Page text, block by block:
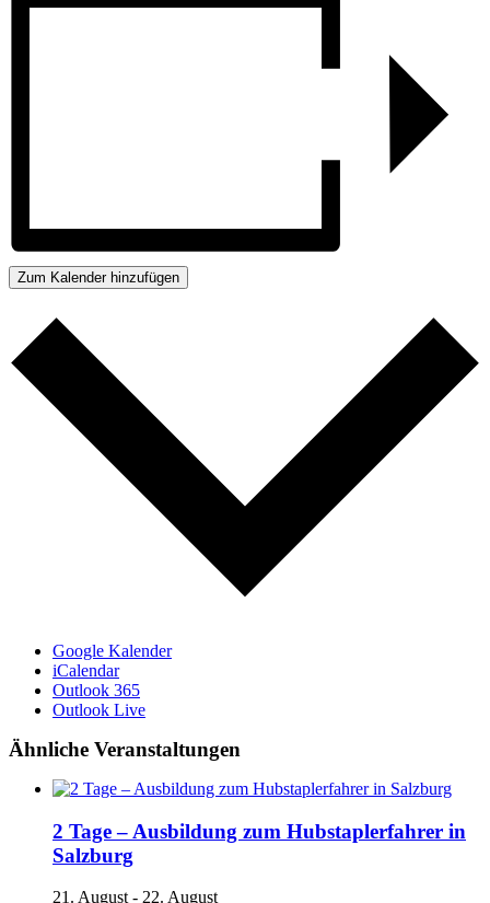
Zum Kalender hinzufügen
Google Kalender
iCalendar
Outlook 365
Outlook Live
Ähnliche Veranstaltungen
2 Tage – Ausbildung zum Hubstaplerfahrer in
Salzburg
21. August - 22. August